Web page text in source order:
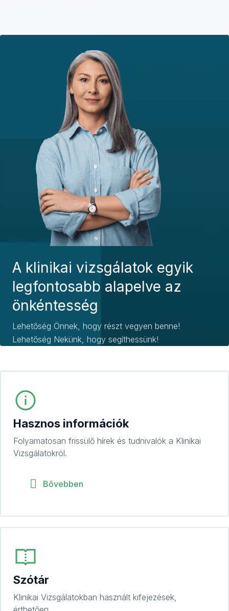
A klinikai vizsgálatok egyik
legfontosabb alapelve az
önkéntesség
Lehetőség Önnek, hogy részt vegyen benne!
Lehetőség Nekünk, hogy segíthessünk!
Hasznos információk
Folyamatosan frissülő hírek és tudnivalók a Klinikai
Vizsgálatokról.
Bővebben
Szótár
Klinikai Vizsgálatokban használt kifejezések,